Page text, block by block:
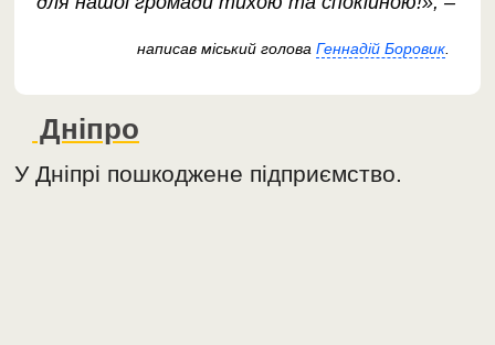
написав міський голова Геннадій Боровик.
Дніпро
У Дніпрі пошкоджене підприємство.